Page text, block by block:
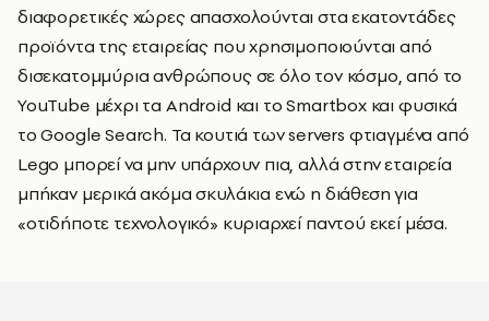
διαφορετικές χώρες απασχολούνται στα εκατοντάδες
προϊόντα της εταιρείας που χρησιμοποιούνται από
δισεκατομμύρια ανθρώπους σε όλο τον κόσμο, από το
YouTube μέχρι τα Android και το Smartbox και φυσικά
το Google Search. Τα κουτιά των servers φτιαγμένα από
Lego μπορεί να μην υπάρχουν πια, αλλά στην εταιρεία
μπήκαν μερικά ακόμα σκυλάκια ενώ η διάθεση για
«οτιδήποτε τεχνολογικό» κυριαρχεί παντού εκεί μέσα.